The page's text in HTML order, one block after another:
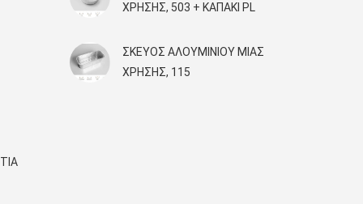
ΧΡΉΣΗΣ, 503 + KAΠΑΚΙ PL
ΣΚΕΎΟΣ ΑΛΟΥΜΙΝΊΟΥ ΜΙΑΣ
ΧΡΉΣΗΣ, 115